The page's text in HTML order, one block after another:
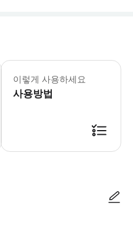
안내사항 1. 당일 변경/조정 가능성
이렇게 사용하세요
사용방법